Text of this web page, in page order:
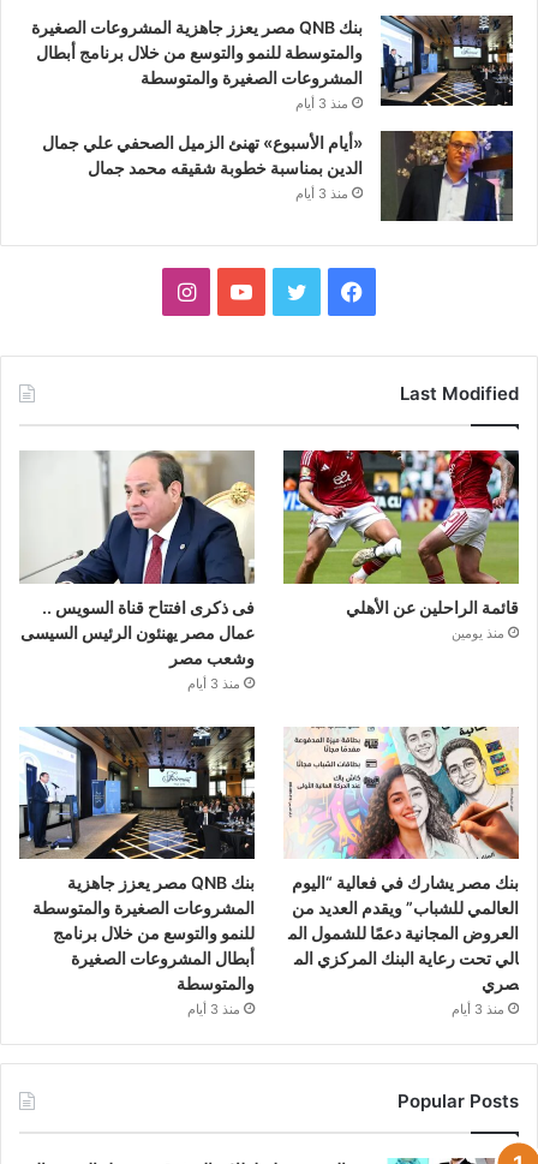
بنك QNB مصر يعزز جاهزية المشروعات الصغيرة
والمتوسطة للنمو والتوسع من خلال برنامج أبطال
المشروعات الصغيرة والمتوسطة
منذ 3 أيام
«أيام الأسبوع» تهنئ الزميل الصحفي علي جمال
الدين بمناسبة خطوبة شقيقه محمد جمال
منذ 3 أيام
فيسبوك تويتر يوتيوبانستقرام
Last Modified
قائمة الراحلين عن الأهلي
منذ يومين
فى ذكرى افتتاح قناة السويس ..
عمال مصر يهنئون الرئيس السيسى
وشعب مصر
منذ 3 أيام
بنك مصر يشارك في فعالية “اليوم
العالمي للشباب” ويقدم العديد من
العروض المجانية دعمًا للشمول الم
الي تحت رعاية البنك المركزي الم
صري
منذ 3 أيام
بنك QNB مصر يعزز جاهزية
المشروعات الصغيرة والمتوسطة
للنمو والتوسع من خلال برنامج
أبطال المشروعات الصغيرة
والمتوسطة
منذ 3 أيام
Popular Posts